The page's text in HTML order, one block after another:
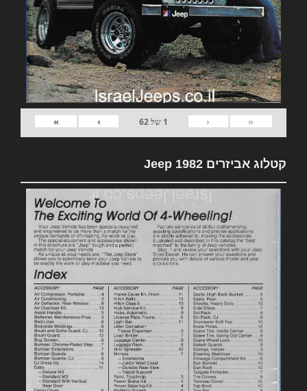
«
‹
1 של62
›
»
קטלוג אביזרים 1982 Jeep